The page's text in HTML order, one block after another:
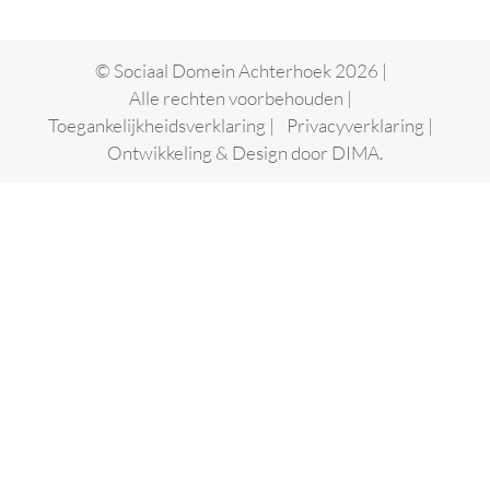
© Sociaal Domein Achterhoek 2026 |
Alle rechten voorbehouden |
Toegankelijkheidsverklaring | Privacyverklaring |
Ontwikkeling & Design door DIMA.